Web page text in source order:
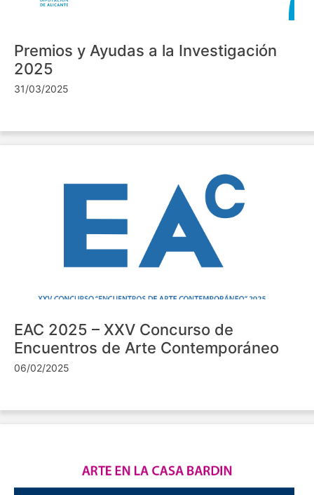
Premios y Ayudas a la Investigación
2025
31/03/2025
EAC 2025 – XXV Concurso de
Encuentros de Arte Contemporáneo
06/02/2025